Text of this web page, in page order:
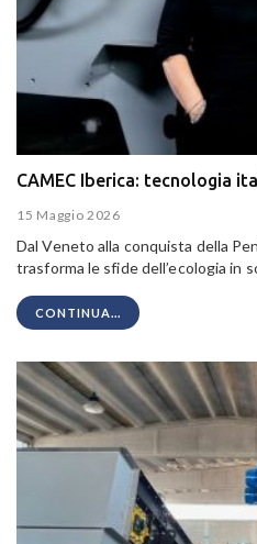
CAMEC Iberica: tecnologia
15 Maggio 2026
Dal Veneto alla conquista della
trasforma le sfide dell’ecologia in
CONTINUA...